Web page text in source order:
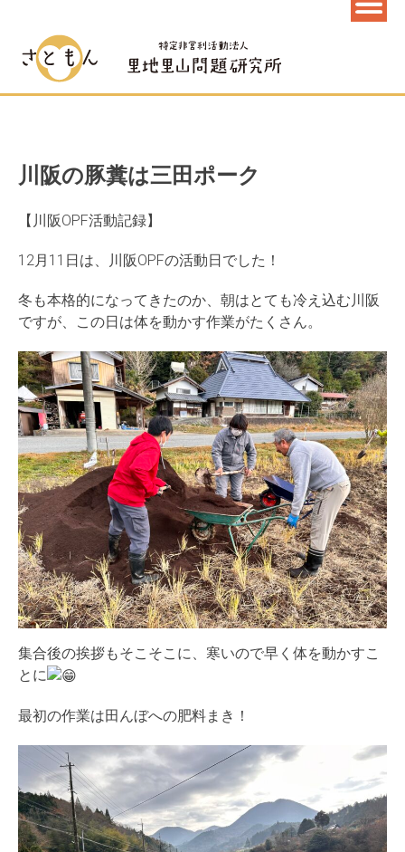
川阪の豚糞は三田ポーク
【川阪OPF活動記録】
12月11日は、川阪OPFの活動日でした！
冬も本格的になってきたのか、朝はとても冷え込む川阪
ですが、この日は体を動かす作業がたくさん。
集合後の挨拶もそこそこに、寒いので早く体を動かすこ
とに
最初の作業は田んぼへの肥料まき！